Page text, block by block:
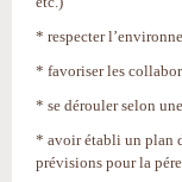
* respecter
* favoriser les
* se dérouler selon
* avoir établi un plan
prévisions pour la